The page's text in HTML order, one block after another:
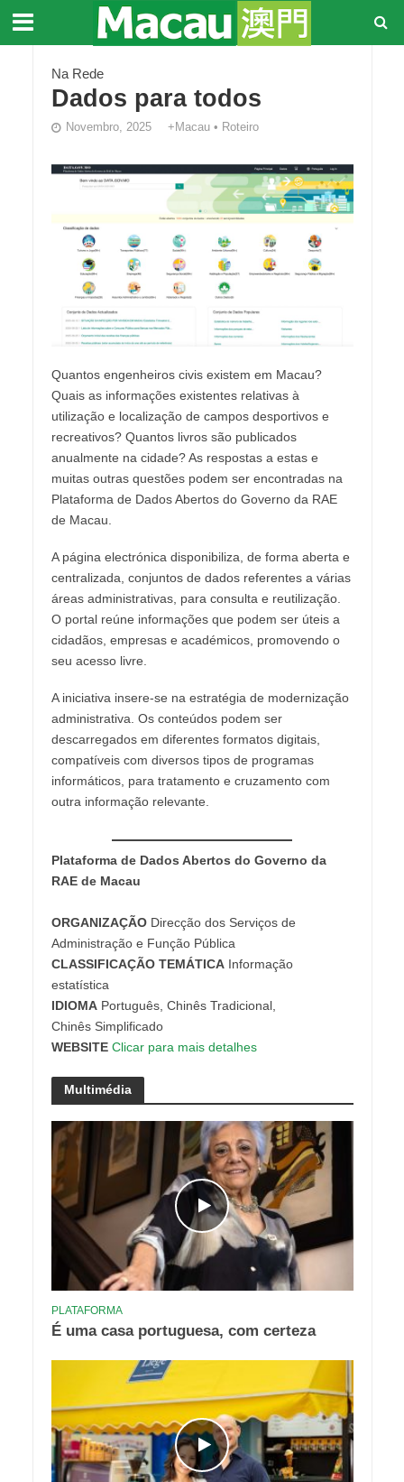
Na Rede
Dados para todos
Novembro, 2025 +Macau • Roteiro
Quantos engenheiros civis existem em Macau?
Quais as informações existentes relativas à
utilização e localização de campos desportivos e
recreativos? Quantos livros são publicados
anualmente na cidade? As respostas a estas e
muitas outras questões podem ser encontradas na
Plataforma de Dados Abertos do Governo da RAE
de Macau.
A página electrónica disponibiliza, de forma aberta e
centralizada, conjuntos de dados referentes a várias
áreas administrativas, para consulta e reutilização.
O portal reúne informações que podem ser úteis a
cidadãos, empresas e académicos, promovendo o
seu acesso livre.
A iniciativa insere-se na estratégia de modernização
administrativa. Os conteúdos podem ser
descarregados em diferentes formatos digitais,
compatíveis com diversos tipos de programas
informáticos, para tratamento e cruzamento com
outra informação relevante.
Plataforma de Dados Abertos do Governo da
RAE de Macau
ORGANIZAÇÃODirecção dos Serviços de
Administração e Função Pública
CLASSIFICAÇÃO TEMÁTICAInformação
estatística
IDIOMAPortuguês, Chinês Tradicional,
Chinês Simplificado
WEBSITE Clicar para mais detalhes
Multimédia
PLATAFORMA
É uma casa portuguesa, com certeza